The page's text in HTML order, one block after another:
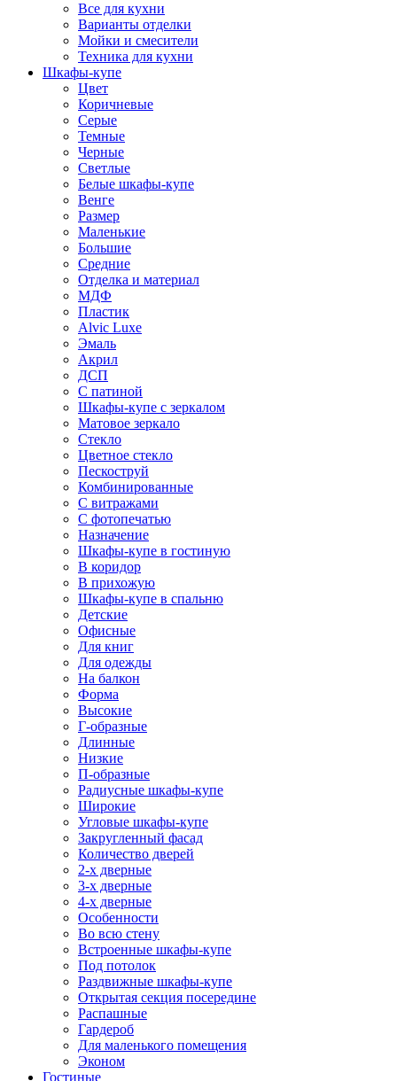
Все для кухни
Варианты отделки
Мойки и смесители
Техника для кухни
Шкафы-купе
Цвет
Коричневые
Серые
Темные
Черные
Светлые
Белые шкафы-купе
Венге
Размер
Маленькие
Большие
Средние
Отделка и материал
МДФ
Пластик
Alvic Luxe
Эмаль
Акрил
ДСП
С патиной
Шкафы-купе с зеркалом
Матовое зеркало
Стекло
Цветное стекло
Пескоструй
Комбинированные
С витражами
С фотопечатью
Назначение
Шкафы-купе в гостиную
В коридор
В прихожую
Шкафы-купе в спальню
Детские
Офисные
Для книг
Для одежды
На балкон
Форма
Высокие
Г-образные
Длинные
Низкие
П-образные
Радиусные шкафы-купе
Широкие
Угловые шкафы-купе
Закругленный фасад
Количество дверей
2-х дверные
3-х дверные
4-х дверные
Особенности
Во всю стену
Встроенные шкафы-купе
Под потолок
Раздвижные шкафы-купе
Открытая секция посередине
Распашные
Гардероб
Для маленького помещения
Эконом
Гостиные